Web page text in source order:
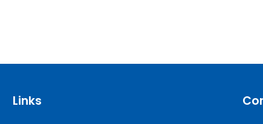
Links